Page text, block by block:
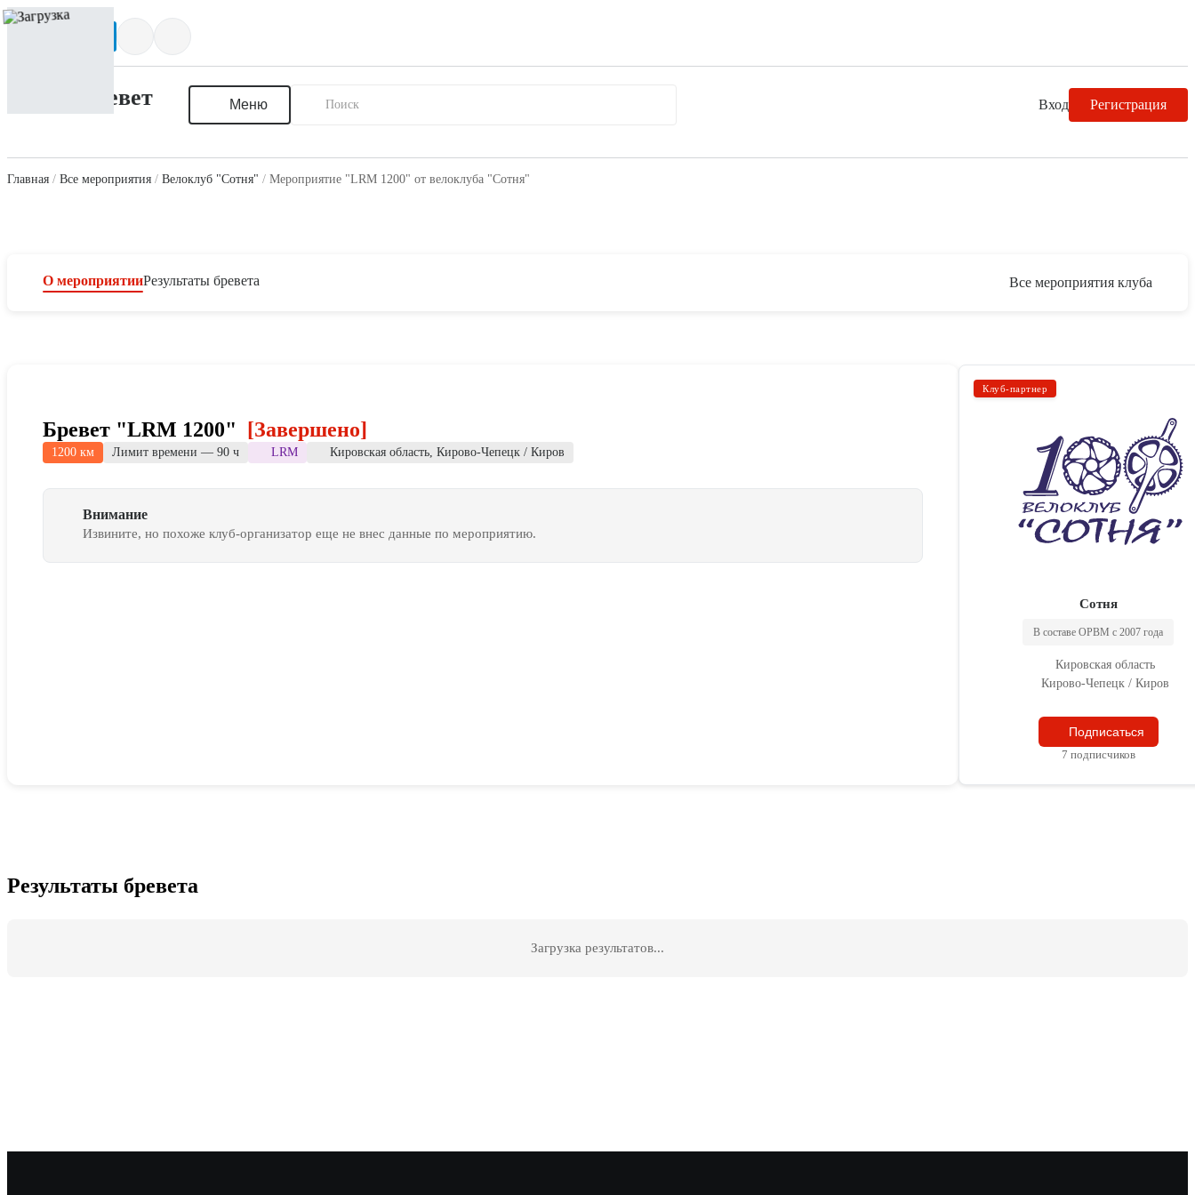
Меню Вход Регистрация
Главная Все мероприятия Велоклуб "Сотня" Мероприятие "LRM 1200" от велоклуба "Сотня"
О мероприятииРезультаты бревета Все мероприятия клуба
Бревет "LRM 1200" [Завершено]
1200 км Лимит времени — 90 ч LRM Кировская область Кирово-Чепецк / Киров
Внимание
Извините, но похоже клуб-организатор еще не внес данные по мероприятию.
Клуб-партнер
Сотня
В составе ОРВМ с 2007 года
Кировская область
Кирово-Чепецк / Киров
Подписаться
7 подписчиков
Результаты бревета
Загрузка результатов...